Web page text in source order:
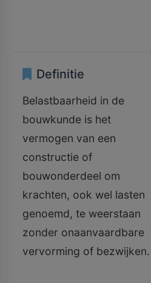
Definitie
Belastbaarheid in de
bouwkunde is het
vermogen van een
constructie of
bouwonderdeel om
krachten, ook wel lasten
genoemd, te weerstaan
zonder onaanvaardbare
vervorming of bezwijken.